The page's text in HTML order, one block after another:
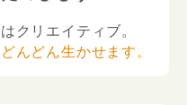
クリエイティブ。
んどん生かせます。